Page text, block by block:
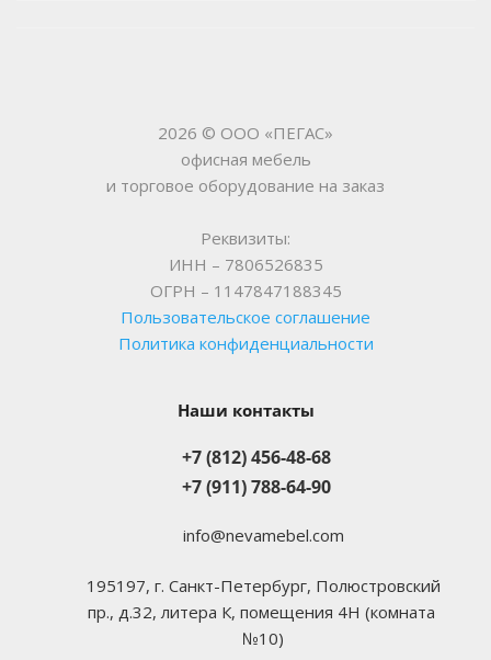
2026 © ООО «ПЕГАС»
офисная мебель
и торговое оборудование на заказ
Реквизиты:
ИНН – 7806526835
ОГРН – 1147847188345
Пользовательское соглашение
Политика конфиденциальности
Наши контакты
+7 (812) 456-48-68
+7 (911) 788-64-90
info@nevamebel.com
195197, г. Санкт-Петербург, Полюстровский
пр., д.32, литера К, помещения 4Н (комната
№10)